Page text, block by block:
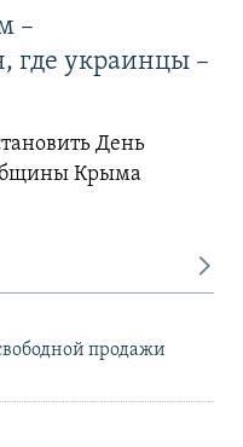
–
где украинцы –
День
Крыма
продажи